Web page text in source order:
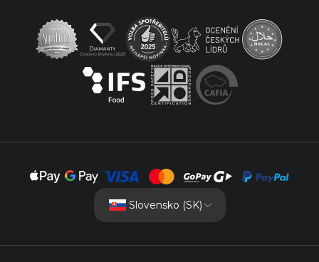
Slovensko (SK)